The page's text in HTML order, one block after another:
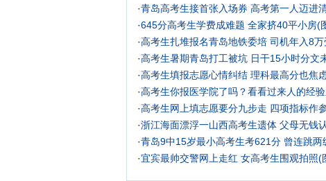
·青岛高考生接首张入场券 高考第一人迈进
·645分高考生学费成难题 全家挤40平小房(
·高考生扎堆报名青岛地铁委培 司机年入8
·高考生暑期青岛打工被坑 日干15小时分文
·高考生填报志愿心情纠结 理科最高分也焦
·高考生你报医学院了吗？看看过来人的经
·高考生网上填志愿要分九步走 四项指标作
·浙江海面漂浮一山西高考生遗体 父母无钱
·青岛9中15岁最小高考生考621分 曾连跳两
·宜宾最帅交警网上走红 女高考生围观拍照(